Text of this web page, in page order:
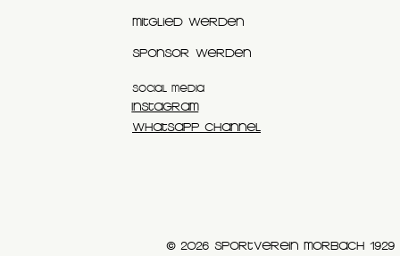
Mitglied werden
Sponsor werden
SOCIAL MEDIA
Instagram
WhatsApp Channel
© 2026 Sportverein Morbach 1929